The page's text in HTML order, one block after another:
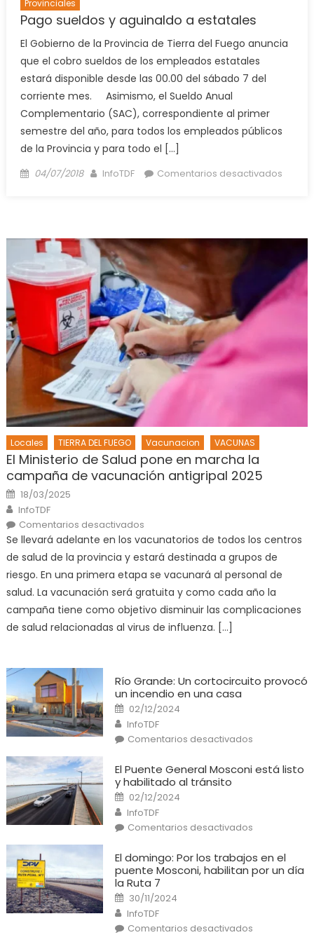
Provinciales
Pago sueldos y aguinaldo a estatales
El Gobierno de la Provincia de Tierra del Fuego anuncia
que el cobro sueldos de los empleados estatales
estará disponible desde las 00.00 del sábado 7 del
corriente mes. Asimismo, el Sueldo Anual
Complementario (SAC), correspondiente al primer
semestre del año, para todos los empleados públicos
de la Provincia y para todo el […]
Posted
04/07/2018 Author
InfoTDF Comentarios desactivadosen
Locales TIERRA DEL FUEGO Vacunacion VACUNAS
El Ministerio de Salud pone en marcha la
campaña de vacunación antigripal 2025
Posted
on
18/03/2025
Author
InfoTDF
Comentarios desactivadosen
El
Ministerio
Salud
en
marcha
la
campaña
de
vacunación
antigripal
Se llevará adelante en los vacunatorios de todos los centros
de salud de la provincia y estará destinada a grupos de
riesgo. En una primera etapa se vacunará al personal de
salud. La vacunación será gratuita y como cada año la
campaña tiene como objetivo disminuir las complicaciones
de salud relacionadas al virus de influenza. […]
Río Grande: Un cortocircuito provocó
un incendio en una casa
Posted
on
02/12/2024
Author
InfoTDF
Comentarios desactivadosen
Río
cortocircuito
casa
El Puente General Mosconi está listo
y habilitado al tránsito
Posted
on
02/12/2024
Author
InfoTDF
Comentarios desactivadosen
El
General
Mosconi
está
listo
El domingo: Por los trabajos en el
puente Mosconi, habilitan por un día
la Ruta 7
Posted
on
30/11/2024
Author
InfoTDF
Comentarios desactivadosen
El